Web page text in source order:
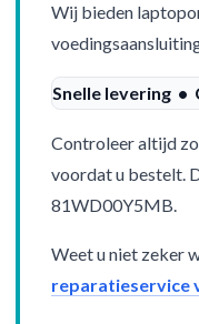
Wij bieden
Snelle levering
Controleer altijd
voordat u bestelt.
81WD00Y5MB.
Weet u niet zeker
reparatieservice